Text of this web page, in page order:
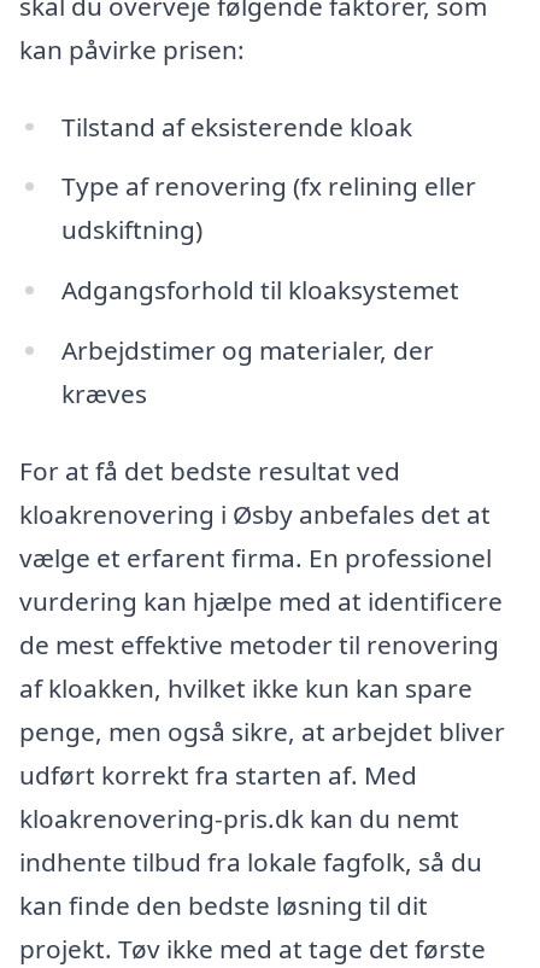
kan påvirke prisen:
Tilstand af eksisterende kloak
Type af renovering (fx relining eller
udskiftning)
Adgangsforhold til kloaksystemet
Arbejdstimer og materialer, der
kræves
For at få det bedste resultat ved
kloakrenovering i Øsby anbefales det at
vælge et erfarent firma. En professionel
vurdering kan hjælpe med at identificere
de mest effektive metoder til renovering
af kloakken, hvilket ikke kun kan spare
penge, men også sikre, at arbejdet bliver
udført korrekt fra starten af. Med
kloakrenovering-pris.dk kan du nemt
indhente tilbud fra lokale fagfolk, så du
kan finde den bedste løsning til dit
projekt. Tøv ikke med at tage det første